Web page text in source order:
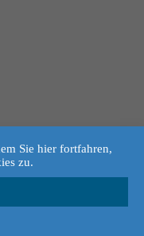
Sie hier fortfahren,
zu.